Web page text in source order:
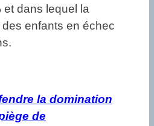
et dans lequel la
enfants en échec
la domination
de